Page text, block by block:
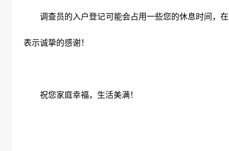
调查员的入户登记可能会占用一些您的休息时间，在
表示诚挚的感谢！
祝您家庭幸福，生活美满！